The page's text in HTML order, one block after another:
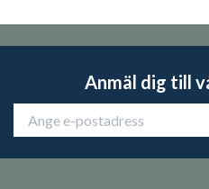
Anmäl dig till